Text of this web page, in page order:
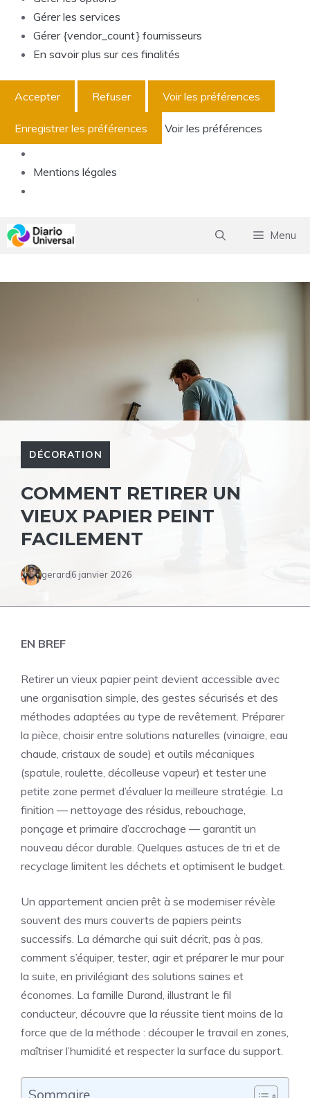
Gérer les services
Gérer {vendor_count} fournisseurs
En savoir plus sur ces finalités
Accepter Refuser Voir les préférences
Enregistrer les préférences Voir les préférences
Mentions légales
Aller
au
Menu
DÉCORATION
COMMENT RETIRER UN
VIEUX PAPIER PEINT
FACILEMENT
gerard6 janvier 2026
EN BREF
Retirer un vieux papier peint devient accessible avec
une organisation simple, des gestes sécurisés et des
méthodes adaptées au type de revêtement. Préparer
la pièce, choisir entre solutions naturelles (vinaigre, eau
chaude, cristaux de soude) et outils mécaniques
(spatule, roulette, décolleuse vapeur) et tester une
petite zone permet d’évaluer la meilleure stratégie. La
finition — nettoyage des résidus, rebouchage,
ponçage et primaire d’accrochage — garantit un
nouveau décor durable. Quelques astuces de tri et de
recyclage limitent les déchets et optimisent le budget.
Un appartement ancien prêt à se moderniser révèle
souvent des murs couverts de papiers peints
successifs. La démarche qui suit décrit, pas à pas,
comment s’équiper, tester, agir et préparer le mur pour
la suite, en privilégiant des solutions saines et
économes. La famille Durand, illustrant le fil
conducteur, découvre que la réussite tient moins de la
force que de la méthode : découper le travail en zones,
maîtriser l’humidité et respecter la surface du support.
Sommaire